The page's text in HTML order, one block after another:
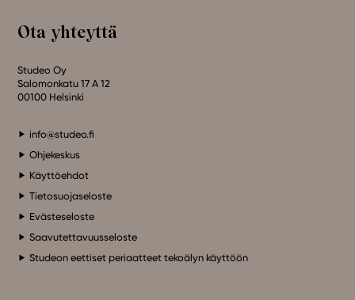
Ota yhteyttä
Studeo Oy
Salomonkatu 17 A 12
00100 Helsinki
info@studeo.fi
Ohjekeskus
Käyttöehdot
Tietosuojaseloste
Evästeseloste
Saavutettavuusseloste
Studeon eettiset periaatteet tekoälyn käyttöön